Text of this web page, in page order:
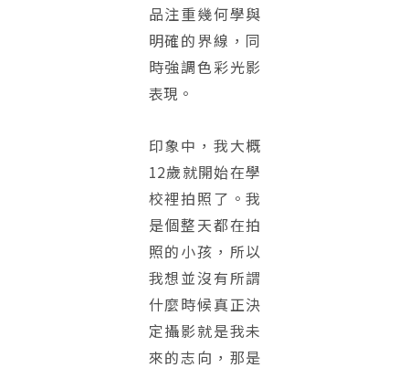
品注重幾何學與
明確的界線，同
時強調色彩光影
表現。
印象中，我大概
12歲就開始在學
校裡拍照了。我
是個整天都在拍
照的小孩，所以
我想並沒有所謂
什麼時候真正決
定攝影就是我未
來的志向，那是